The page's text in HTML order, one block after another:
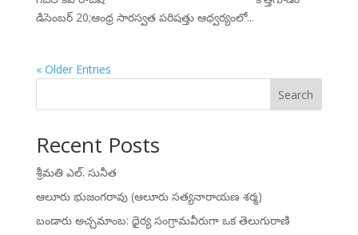
డిసెంబర్ 20;ఆంధ్ర సారస్వత పరిషత్తు ఆధ్వర్యంలో...
« Older Entries
Search
Recent Posts
శ్రీమతి ఎల్. సునీత
ఆలూరు భుజంగరావు (ఆలూరు సత్యనారాయణ శర్మ)
బండారు అచ్చమాంబ: ధైర్య సంగ్రామవీరుగా ఒక తెలుగురాణి